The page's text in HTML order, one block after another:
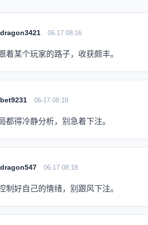
dragon3421 06-17 08:16
着某个玩家的路子，收获颇丰。
bet9231 06-17 08:18
都得冷静分析，别急着下注。
dragon547 06-17 08:18
制好自己的情绪，别跟风下注。